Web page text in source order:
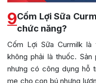
9Cốm Lợi Sữa
chức năng?
Cốm Lợi Sữa Curmilk
không phải là thuốc.
nhưng có công dụng hỗ
mẹ cho con bú nhưng